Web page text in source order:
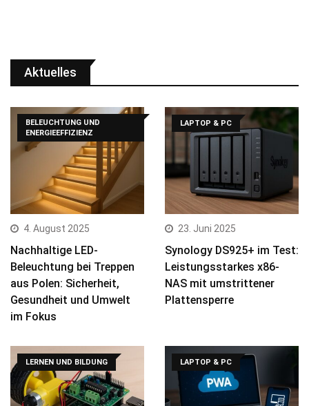
Aktuelles
BELEUCHTUNG UND
ENERGIEEFFIZIENZ
4. August 2025
Nachhaltige LED-
Beleuchtung bei Treppen
aus Polen: Sicherheit,
Gesundheit und Umwelt
im Fokus
LAPTOP & PC
23. Juni 2025
Synology DS925+ im Test:
Leistungsstarkes x86-
NAS mit umstrittener
Plattensperre
LERNEN UND BILDUNG LAPTOP & PC